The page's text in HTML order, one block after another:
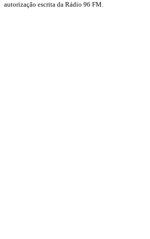
autorização escrita da Rádio 96 FM.